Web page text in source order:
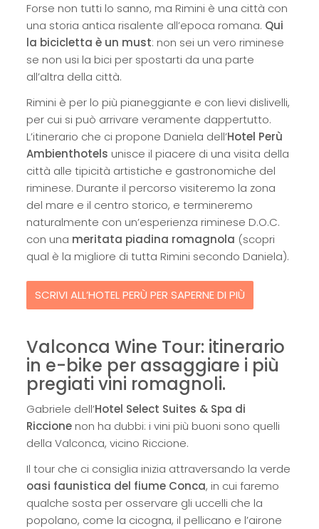
Forse non tutti lo sanno, ma Rimini è una città con
una storia antica risalente all’epoca romana. Qui
la bicicletta è un must: non sei un vero riminese
se non usi la bici per spostarti da una parte
all’altra della città.
Rimini è per lo più pianeggiante e con lievi dislivelli,
per cui si può arrivare veramente dappertutto.
L’itinerario che ci propone Daniela dell’Hotel Perù
Ambienthotels unisce il piacere di una visita della
città alle tipicità artistiche e gastronomiche del
riminese. Durante il percorso visiteremo la zona
del mare e il centro storico, e termineremo
naturalmente con un’esperienza riminese D.O.C.
con una meritata piadina romagnola (scopri
qual è la migliore di tutta Rimini secondo Daniela).
SCRIVI ALL’HOTEL PERÙ PER SAPERNE DI PIÙ
Valconca Wine Tour: itinerario
in e-bike per assaggiare i più
pregiati vini romagnoli.
Gabriele dell’Hotel Select Suites & Spa di
Riccione non ha dubbi: i vini più buoni sono quelli
della Valconca, vicino Riccione.
Il tour che ci consiglia inizia attraversando la verde
oasi faunistica del fiume Conca, in cui faremo
qualche sosta per osservare gli uccelli che la
popolano, come la cicogna, il pellicano e l’airone